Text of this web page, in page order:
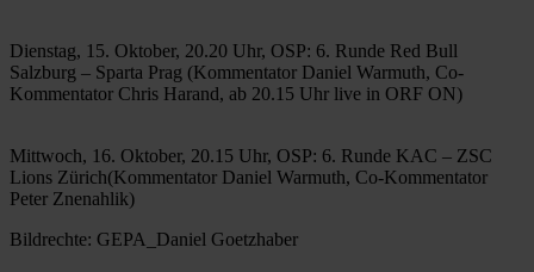
Dienstag, 15. Oktober, 20.20 Uhr, OSP: 6. Runde Red Bull
Salzburg – Sparta Prag (Kommentator Daniel Warmuth, Co-
Kommentator Chris Harand, ab 20.15 Uhr live in ORF ON)
Mittwoch, 16. Oktober, 20.15 Uhr, OSP: 6. Runde KAC – ZSC
Lions Zürich(Kommentator Daniel Warmuth, Co-Kommentator
Peter Znenahlik)
Bildrechte: GEPA_Daniel Goetzhaber